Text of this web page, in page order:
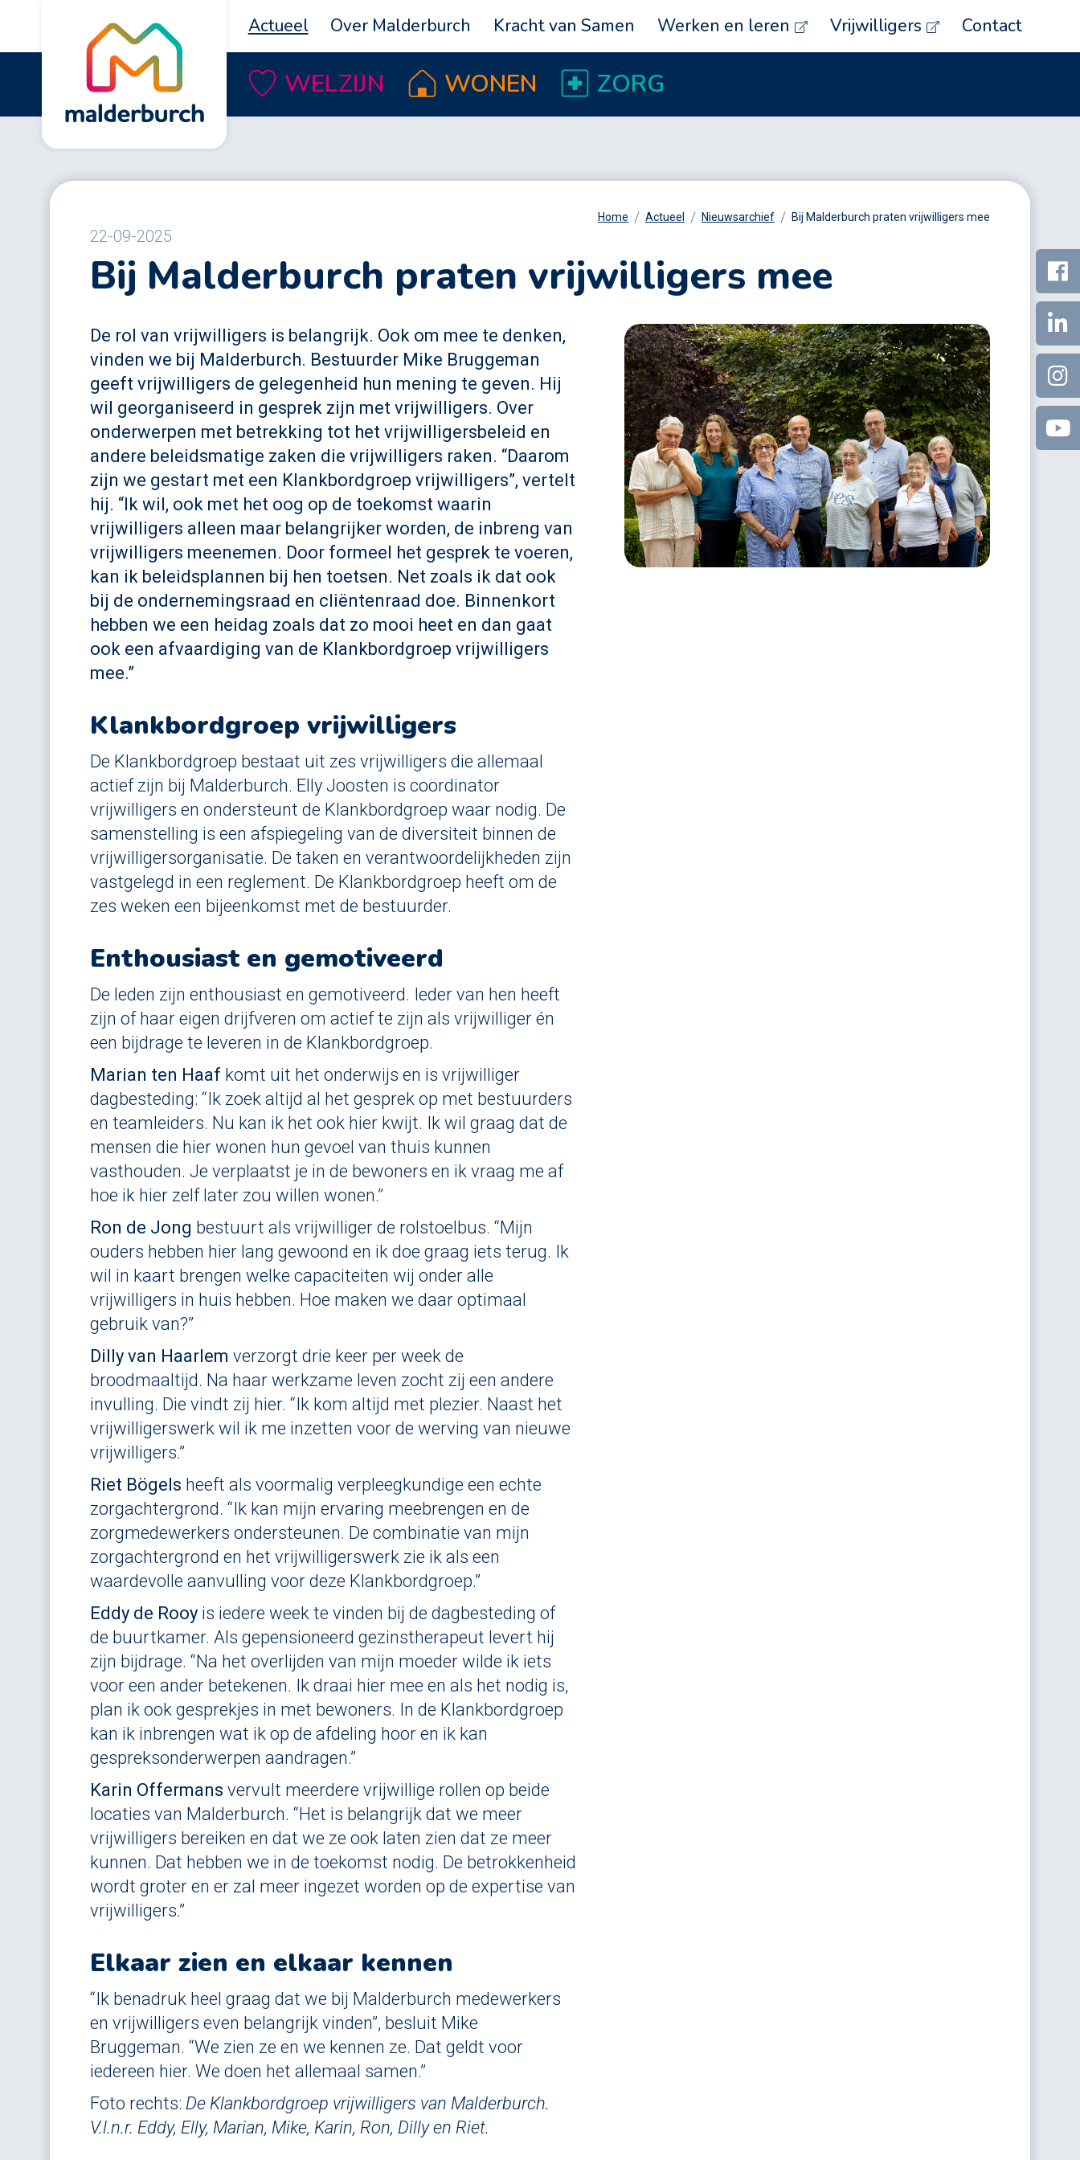
Actueel Over Malderburch Kracht van Samen Werken en leren Vrijwilligers Contact
WELZIJN WONEN ZORG
Home Actueel Nieuwsarchief Bij Malderburch praten vrijwilligers mee
22-09-2025
Bij Malderburch praten vrijwilligers mee
De rol van vrijwilligers is belangrijk. Ook om mee te denken,
vinden we bij Malderburch. Bestuurder Mike Bruggeman
geeft vrijwilligers de gelegenheid hun mening te geven. Hij
wil georganiseerd in gesprek zijn met vrijwilligers. Over
onderwerpen met betrekking tot het vrijwilligersbeleid en
andere beleidsmatige zaken die vrijwilligers raken. “Daarom
zijn we gestart met een Klankbordgroep vrijwilligers”, vertelt
hij. “Ik wil, ook met het oog op de toekomst waarin
vrijwilligers alleen maar belangrijker worden, de inbreng van
vrijwilligers meenemen. Door formeel het gesprek te voeren,
kan ik beleidsplannen bij hen toetsen. Net zoals ik dat ook
bij de ondernemingsraad en cliëntenraad doe. Binnenkort
hebben we een heidag zoals dat zo mooi heet en dan gaat
ook een afvaardiging van de Klankbordgroep vrijwilligers
mee.”
Klankbordgroep vrijwilligers
De Klankbordgroep bestaat uit zes vrijwilligers die allemaal
actief zijn bij Malderburch. Elly Joosten is coördinator
vrijwilligers en ondersteunt de Klankbordgroep waar nodig. De
samenstelling is een afspiegeling van de diversiteit binnen de
vrijwilligersorganisatie. De taken en verantwoordelijkheden zijn
vastgelegd in een reglement. De Klankbordgroep heeft om de
zes weken een bijeenkomst met de bestuurder.
Enthousiast en gemotiveerd
De leden zijn enthousiast en gemotiveerd. Ieder van hen heeft
zijn of haar eigen drijfveren om actief te zijn als vrijwilliger én
een bijdrage te leveren in de Klankbordgroep.
Marian ten Haaf komt uit het onderwijs en is vrijwilliger
dagbesteding: “Ik zoek altijd al het gesprek op met bestuurders
en teamleiders. Nu kan ik het ook hier kwijt. Ik wil graag dat de
mensen die hier wonen hun gevoel van thuis kunnen
vasthouden. Je verplaatst je in de bewoners en ik vraag me af
hoe ik hier zelf later zou willen wonen.”
Ron de Jong bestuurt als vrijwilliger de rolstoelbus. “Mijn
ouders hebben hier lang gewoond en ik doe graag iets terug. Ik
wil in kaart brengen welke capaciteiten wij onder alle
vrijwilligers in huis hebben. Hoe maken we daar optimaal
gebruik van?”
Dilly van Haarlem verzorgt drie keer per week de
broodmaaltijd. Na haar werkzame leven zocht zij een andere
invulling. Die vindt zij hier. “Ik kom altijd met plezier. Naast het
vrijwilligerswerk wil ik me inzetten voor de werving van nieuwe
vrijwilligers.”
Riet Bögels heeft als voormalig verpleegkundige een echte
zorgachtergrond. “Ik kan mijn ervaring meebrengen en de
zorgmedewerkers ondersteunen. De combinatie van mijn
zorgachtergrond en het vrijwilligerswerk zie ik als een
waardevolle aanvulling voor deze Klankbordgroep.”
Eddy de Rooy is iedere week te vinden bij de dagbesteding of
de buurtkamer. Als gepensioneerd gezinstherapeut levert hij
zijn bijdrage. “Na het overlijden van mijn moeder wilde ik iets
voor een ander betekenen. Ik draai hier mee en als het nodig is,
plan ik ook gesprekjes in met bewoners. In de Klankbordgroep
kan ik inbrengen wat ik op de afdeling hoor en ik kan
gespreksonderwerpen aandragen.”
Karin Offermans vervult meerdere vrijwillige rollen op beide
locaties van Malderburch. “Het is belangrijk dat we meer
vrijwilligers bereiken en dat we ze ook laten zien dat ze meer
kunnen. Dat hebben we in de toekomst nodig. De betrokkenheid
wordt groter en er zal meer ingezet worden op de expertise van
vrijwilligers.”
Elkaar zien en elkaar kennen
“Ik benadruk heel graag dat we bij Malderburch medewerkers
en vrijwilligers even belangrijk vinden”, besluit Mike
Bruggeman. “We zien ze en we kennen ze. Dat geldt voor
iedereen hier. We doen het allemaal samen.”
Foto rechts: De Klankbordgroep vrijwilligers van Malderburch.
V.l.n.r. Eddy, Elly, Marian, Mike, Karin, Ron, Dilly en Riet.